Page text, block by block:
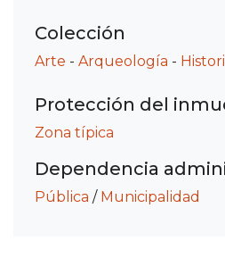
Colección
Arte - Arqueología -
Protección del
Zona típica
Dependencia
Pública / Municipalidad